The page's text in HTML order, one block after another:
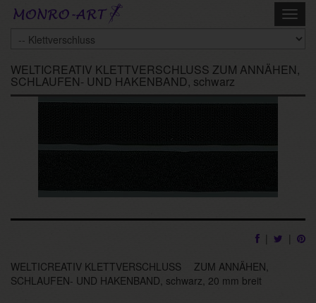
Skip
WELTICREATIV KLETTVERSCHLUSS ZUM ANNÄHEN,
SCHLAUFEN- UND HAKENBAND, schwarz
|
|
WELTICREATIV KLETTVERSCHLUSS ZUM ANNÄHEN,
SCHLAUFEN- UND HAKENBAND, schwarz, 20 mm breit